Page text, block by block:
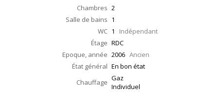
Chambres 2
Salle de bains 1
WC 1 Indépendant
Étage RDC
Epoque, année 2006 Ancien
État général En bon état
Chauffage Gaz
Individuel